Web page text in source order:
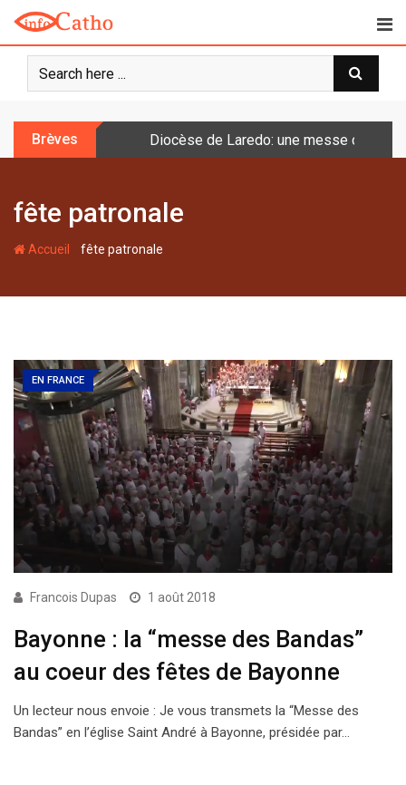
o
Brèves Diocèse de Laredo: une messe
fête patronale
Accueil -fête patronale
EN FRANCE
Francois Dupas 1 août 2018
Bayonne : la “messe des Bandas”
au coeur des fêtes de Bayonne
Un lecteur nous envoie : Je vous transmets la “Messe des
Bandas” en l’église Saint André à Bayonne, présidée par…